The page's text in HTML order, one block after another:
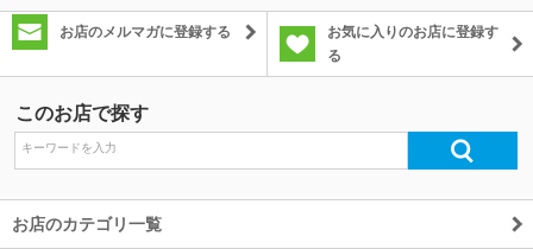
お店のメルマガに登録する
お気に入りのお店に登録す
る
このお店で探す
お店のカテゴリ一覧